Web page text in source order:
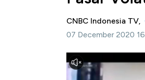
CNBC Indonesia TV,
07 December 2020
Jakarta, CNBC
menyebutkan bahwa